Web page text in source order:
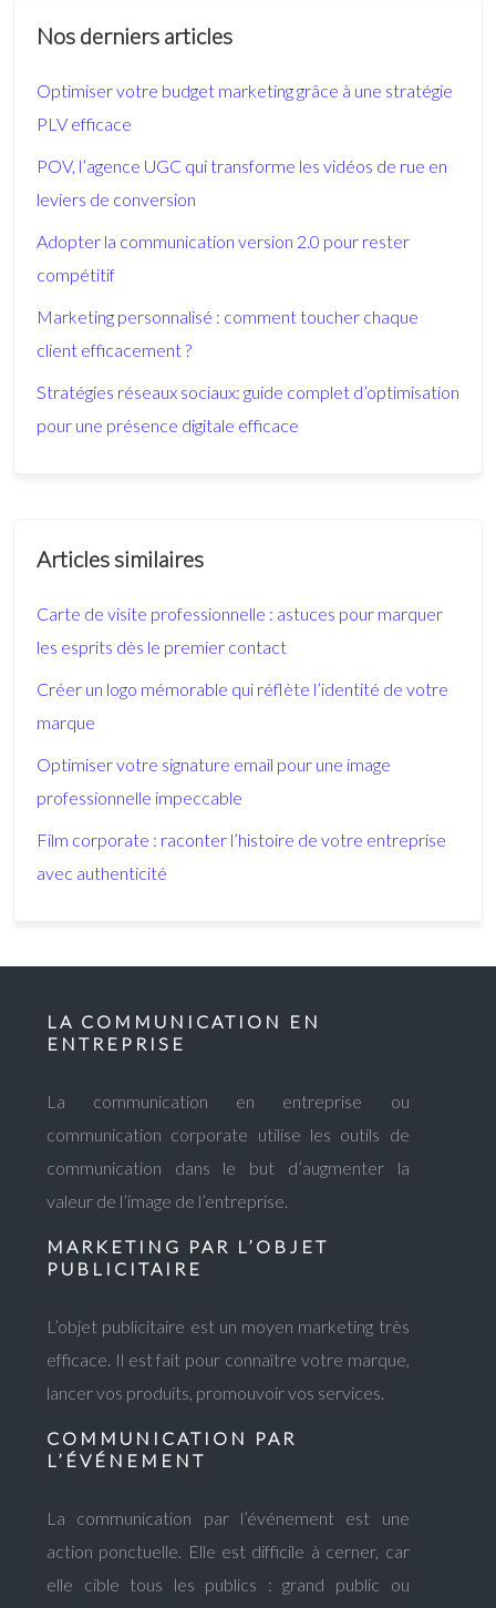
Nos derniers articles
Optimiser votre budget marketing grâce à une stratégie
PLV efficace
POV, l’agence UGC qui transforme les vidéos de rue en
leviers de conversion
Adopter la communication version 2.0 pour rester
compétitif
Marketing personnalisé : comment toucher chaque
client efficacement ?
Stratégies réseaux sociaux: guide complet d’optimisation
pour une présence digitale efficace
Articles similaires
Carte de visite professionnelle : astuces pour marquer
les esprits dès le premier contact
Créer un logo mémorable qui réflète l’identité de votre
marque
Optimiser votre signature email pour une image
professionnelle impeccable
Film corporate : raconter l’histoire de votre entreprise
avec authenticité
LA COMMUNICATION EN
ENTREPRISE
La communication en entreprise ou
communication corporate utilise les outils de
communication dans le but d’augmenter la
valeur de l’image de l’entreprise.
MARKETING PAR L’OBJET
PUBLICITAIRE
L’objet publicitaire est un moyen marketing très
efficace. Il est fait pour connaître votre marque,
lancer vos produits, promouvoir vos services.
COMMUNICATION PAR
L’ÉVÉNEMENT
La communication par l’événement est une
action ponctuelle. Elle est difficile à cerner, car
elle cible tous les publics : grand public ou